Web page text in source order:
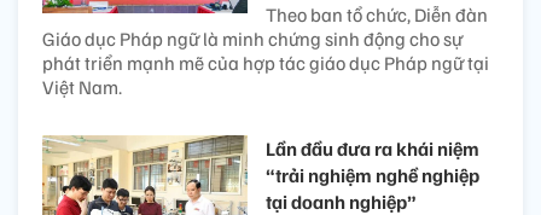
Theo ban tổ chức, Diễn đàn
Giáo dục Pháp ngữ là minh chứng sinh động cho sự
phát triển mạnh mẽ của hợp tác giáo dục Pháp ngữ tại
Việt Nam.
Lần đầu đưa ra khái niệm
“trải nghiệm nghề nghiệp
tại doanh nghiệp”